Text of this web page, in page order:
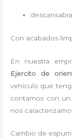
Con acabados
En nuestra
Ejercito de
vehículo que
contamos con
nos
Cambio de